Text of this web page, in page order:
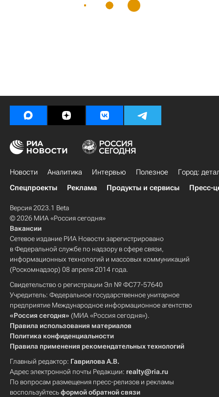
Новости Аналитика Интервью Полезное
Город:
Спецпроекты
Реклама Продукты и сервисы Пресс-
Версия 2023.1 Beta
© 2026 МИА «Россия сегодня»
Вакансии
Сетевое издание РИА Новости зарегистрировано
в Федеральной службе по надзору в сфере связи,
информационных технологий и массовых коммуникаций
(Роскомнадзор) 08 апреля 2014 года.
Свидетельство о регистрации Эл № ФС77-57640
Учредитель: Федеральное государственное унитарное
предприятие Международное информационное агентство
«Россия сегодня» (МИА «Россия сегодня»).
Правила использования материалов
Политика конфиденциальности
Правила применения рекомендательных технологий
Главный редактор: Гаврилова А.В.
Адрес электронной почты Редакции: realty@ria.ru
По вопросам размещения пресс-релизов и рекламы
воспользуйтесьформой обратной связи